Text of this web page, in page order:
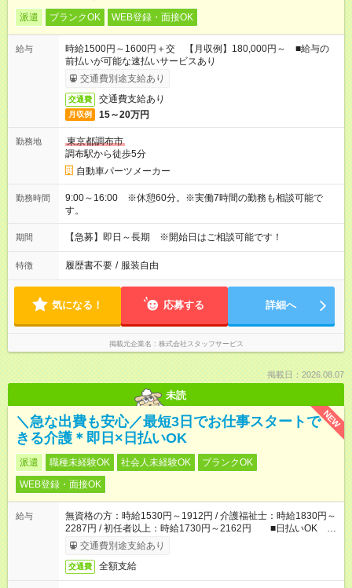
派遣 ブランクOK WEB登録・面接OK
給与
時給1500円～1600円＋交 【月収例】180,000円～ ■給与の
前払いが可能な速払いサービスあり
交通費別途支給あり
交通費 交通費支給あり
月収例 15～20万円
勤務地
東京都調布市
調布駅から徒歩5分
自動車パーツメーカー
勤務時間
9:00～16:00 ※休憩60分。※実働7時間の勤務も相談可能で
す。
期間 【急募】即日～長期 ※開始日はご相談可能です！
特徴 履歴書不要 / 服装自由
気になる！ 応募する 詳細へ
掲載元企業名 株式会社スタッフサービス
掲載日：2026.08.07
未読
NEW
＼急な出費も安心／最短3日でお仕事スタートで
きる介護＊即日×日払いOK
派遣 職種未経験OK 社会人未経験OK
ブランクOK
WEB登録・面接OK
給与
無資格の方：時給1530円～1912円 / 介護福祉士：時給1830円～
2287円 / 初任者以上：時給1730円～2162円 ■日払いOK ■
日収例：1万2240円（時給1530円×8h）
交通費別途支給あり
交通費 全額支給